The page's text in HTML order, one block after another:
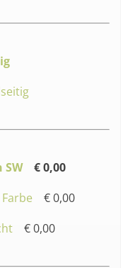
SW
€ 0,00
€ 0,00
€ 0,00